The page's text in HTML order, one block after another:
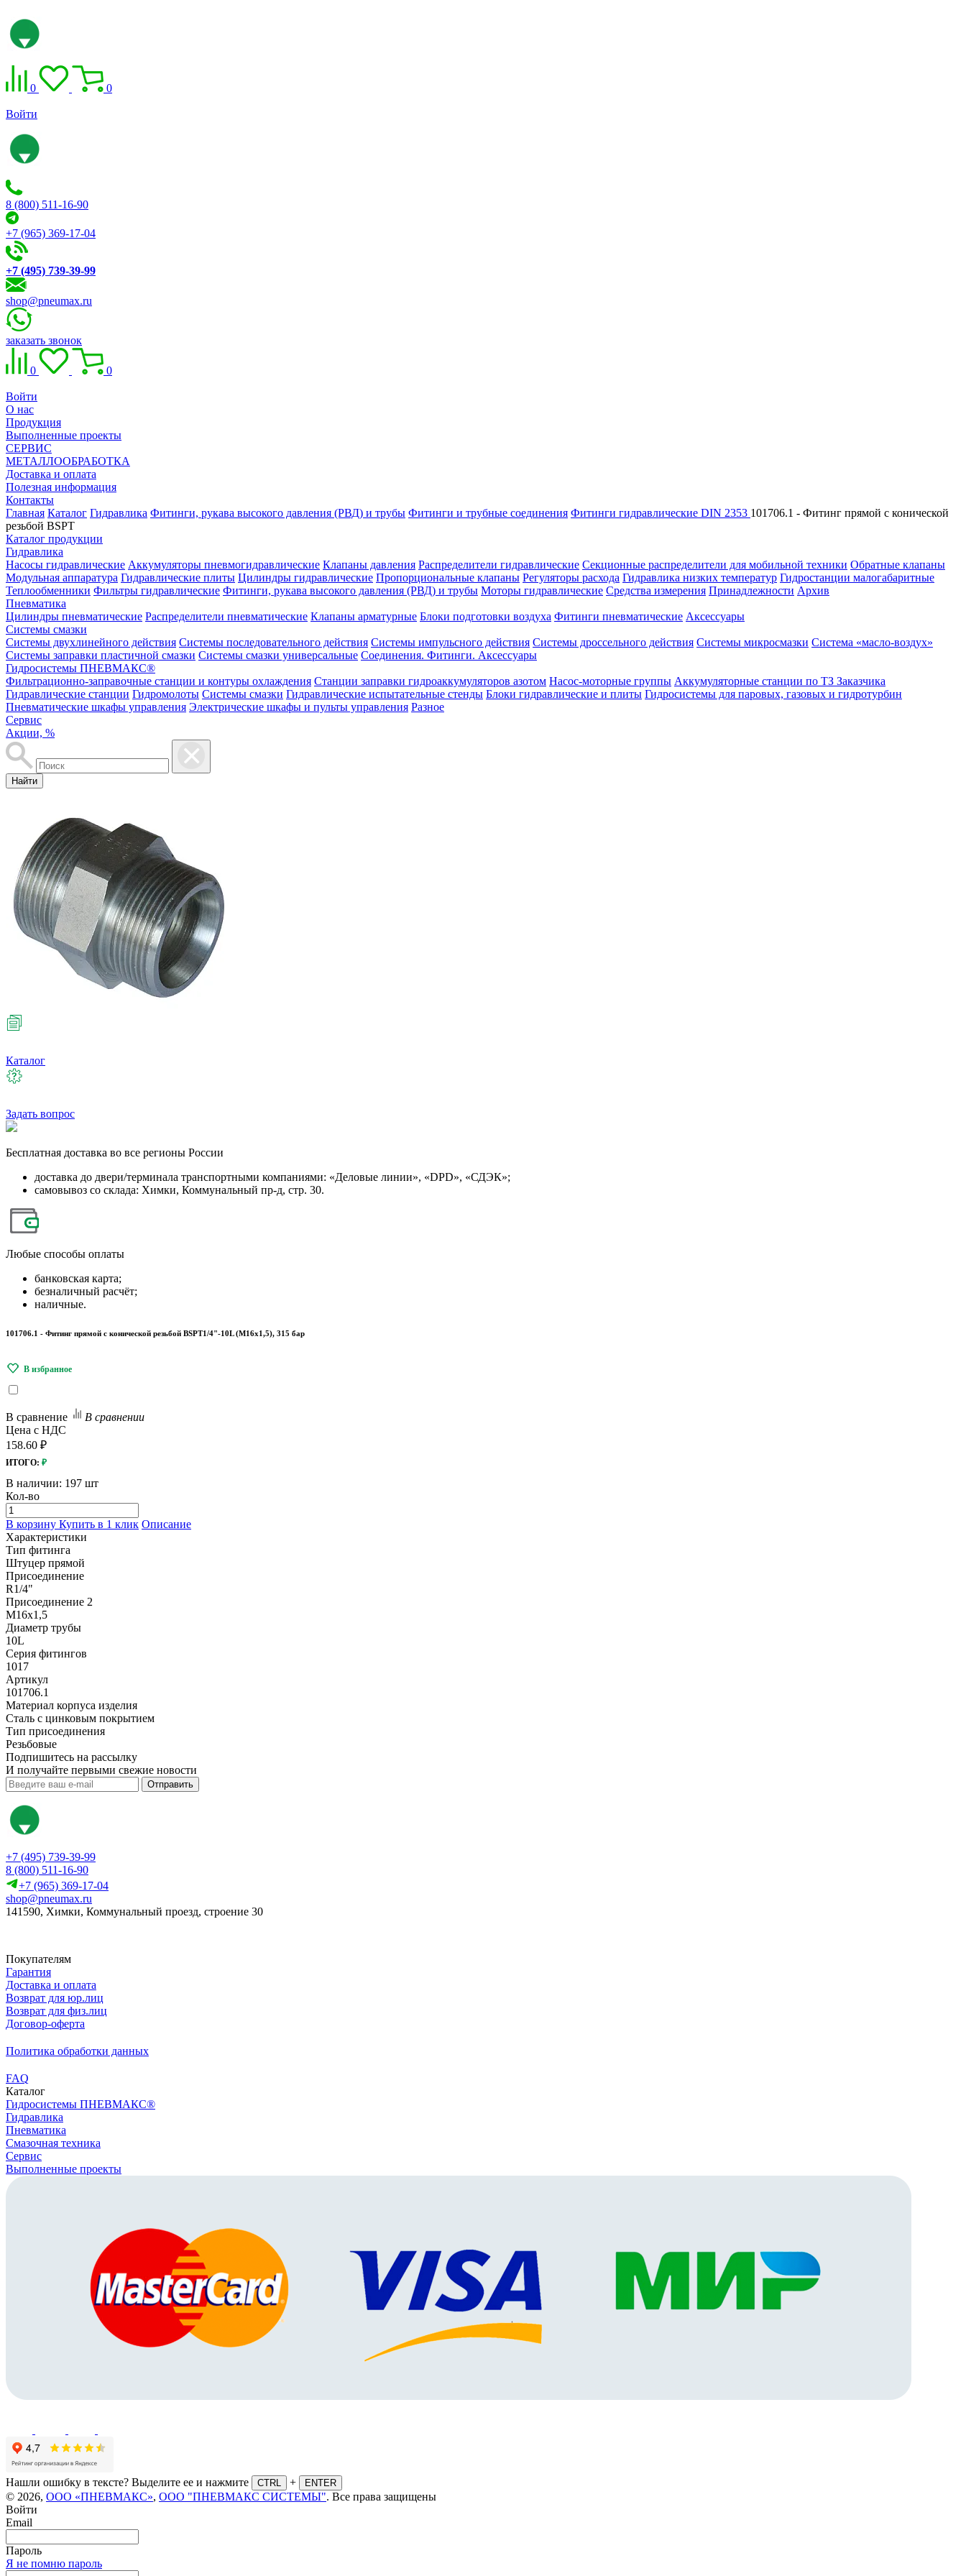
0 0
Войти
8 (800) 511-16-90
+7 (965) 369-17-04
+7 (495) 739-39-99
shop@pneumax.ru
заказать звонок
0 0
Войти
О нас
Продукция
Выполненные проекты
СЕРВИС
МЕТАЛЛООБРАБОТКА
Доставка и оплата
Полезная информация
Контакты
Главная Каталог Гидравлика Фитинги, рукава высокого давления (РВД) и трубы Фитинги и трубные соединения Фитинги гидравлические DIN 2353 101706.1 - Фитинг прямой с конической
резьбой BSPT
Каталог продукции
Гидравлика
Насосы гидравлические Аккумуляторы пневмогидравлические Клапаны давления Распределители гидравлические Секционные распределители для мобильной техники Обратные клапаны
Модульная аппаратура Гидравлические плиты Цилиндры гидравлические Пропорциональные клапаны Регуляторы расхода Гидравлика низких температур Гидростанции малогабаритные
Теплообменники Фильтры гидравлические Фитинги, рукава высокого давления (РВД) и трубы Моторы гидравлические Средства измерения Принадлежности Архив
Пневматика
Цилиндры пневматические Распределители пневматические Клапаны арматурные Блоки подготовки воздуха Фитинги пневматические Аксессуары
Системы смазки
Системы двухлинейного действия Системы последовательного действия Системы импульсного действия Системы дроссельного действия Системы микросмазки Система «масло-воздух»
Системы заправки пластичной смазки Системы смазки универсальные Соединения. Фитинги. Аксессуары
Гидросистемы ПНЕВМАКС®
Фильтрационно-заправочные станции и контуры охлаждения Станции заправки гидроаккумуляторов азотом Насос-моторные группы Аккумуляторные станции по ТЗ Заказчика
Гидравлические станции Гидромолоты Системы смазки Гидравлические испытательные стенды Блоки гидравлические и плиты Гидросистемы для паровых, газовых и гидротурбин
Пневматические шкафы управления Электрические шкафы и пульты управления Разное
Сервис
Акции, %
Найти
Каталог
Задать вопрос
Бесплатная доставка во все регионы России
доставка до двери/терминала транспортными компаниями: «Деловые линии», «DPD», «СДЭК»;
самовывоз со склада: Химки, Коммунальный пр-д, стр. 30.
Любые способы оплаты
банковская карта;
безналичный расчёт;
наличные.
101706.1 - Фитинг прямой с конической резьбой BSPT1/4"-10L (М16х1,5), 315 бар
В сравнение
В сравнении
Цена с НДС
158.60 ₽
ИТОГО: ₽
В наличии: 197 шт
Кол-во
В корзину Купить в 1 клик Описание
Характеристики
Тип фитинга
Штуцер прямой
Присоединение
R1/4"
Присоединение 2
M16x1,5
Диаметр трубы
10L
Серия фитингов
1017
Артикул
101706.1
Материал корпуса изделия
Сталь с цинковым покрытием
Тип присоединения
Резьбовые
Подпишитесь на рассылку
И получайте первыми свежие новости
Отправить
+7 (495) 739-39-99
8 (800) 511-16-90
+7 (965) 369-17-04
shop@pneumax.ru
141590, Химки, Коммунальный проезд, строение 30
Покупателям
Гарантия
Доставка и оплата
Возврат для юр.лиц
Возврат для физ.лиц
Договор-оферта
Политика обработки данных
FAQ
Каталог
Гидросистемы ПНЕВМАКС®
Гидравлика
Пневматика
Смазочная техника
Сервис
Выполненные проекты
Нашли ошибку в тексте? Выделите ее и нажмите CTRL + ENTER
© 2026, ООО «ПНЕВМАКС», ООО "ПНЕВМАКС СИСТЕМЫ". Все права защищены
Войти
Email
Пароль
Я не помню пароль